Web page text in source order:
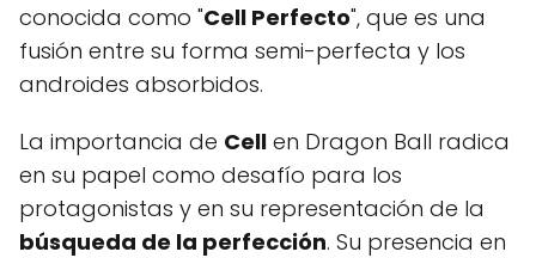
conocida como "Cell Perfecto", que es una
fusión entre su forma semi-perfecta y los
androides absorbidos.
La importancia de Cell en Dragon Ball radica
en su papel como desafío para los
protagonistas y en su representación de la
búsqueda de la perfección. Su presencia en